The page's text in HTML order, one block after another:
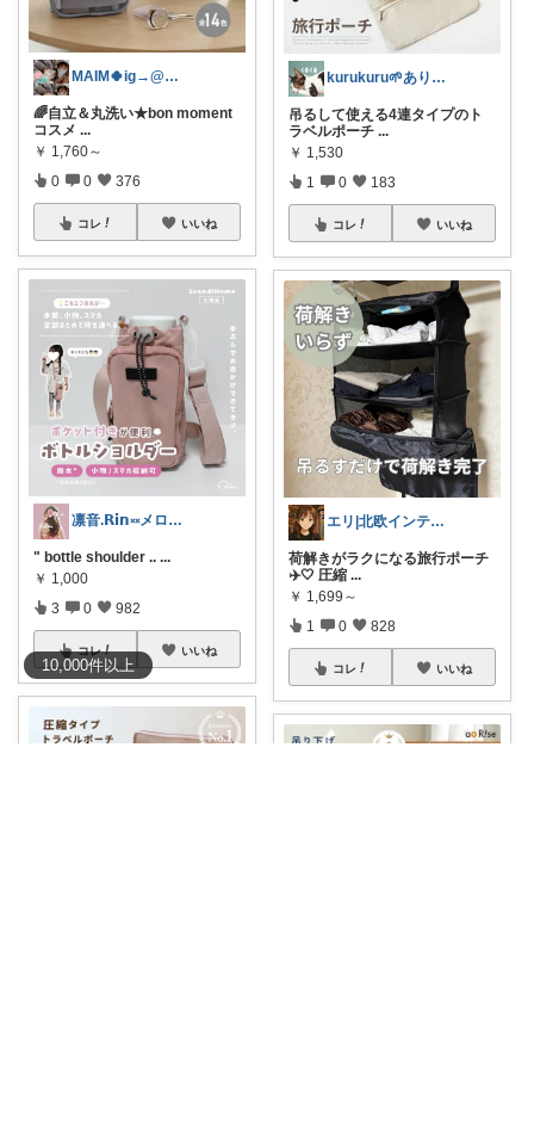
10,000件以上
MAIM🍀ig→@maim_419
🌈自立＆丸洗い★bon moment
コスメ ...
￥ 1,760～
0 0 376
コレ いいね
凛音.𝗥𝗶𝗻༝༝メロウな暮らし🧸
" bottle shoulder .. ...
￥ 1,000
3 0 982
コレ いいね
kurukuru🌱ありがとうございます
吊るして使える4連タイプのト
ラベルポーチ ...
￥ 1,530
1 0 183
コレ いいね
エリ|北欧インテリアと愛用品|朝コレ
荷解きがラクになる旅行ポーチ
✈️🤍 圧縮 ...
￥ 1,699～
1 0 828
コレ いいね